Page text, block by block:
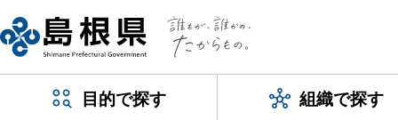
目的で探す 組織で探す